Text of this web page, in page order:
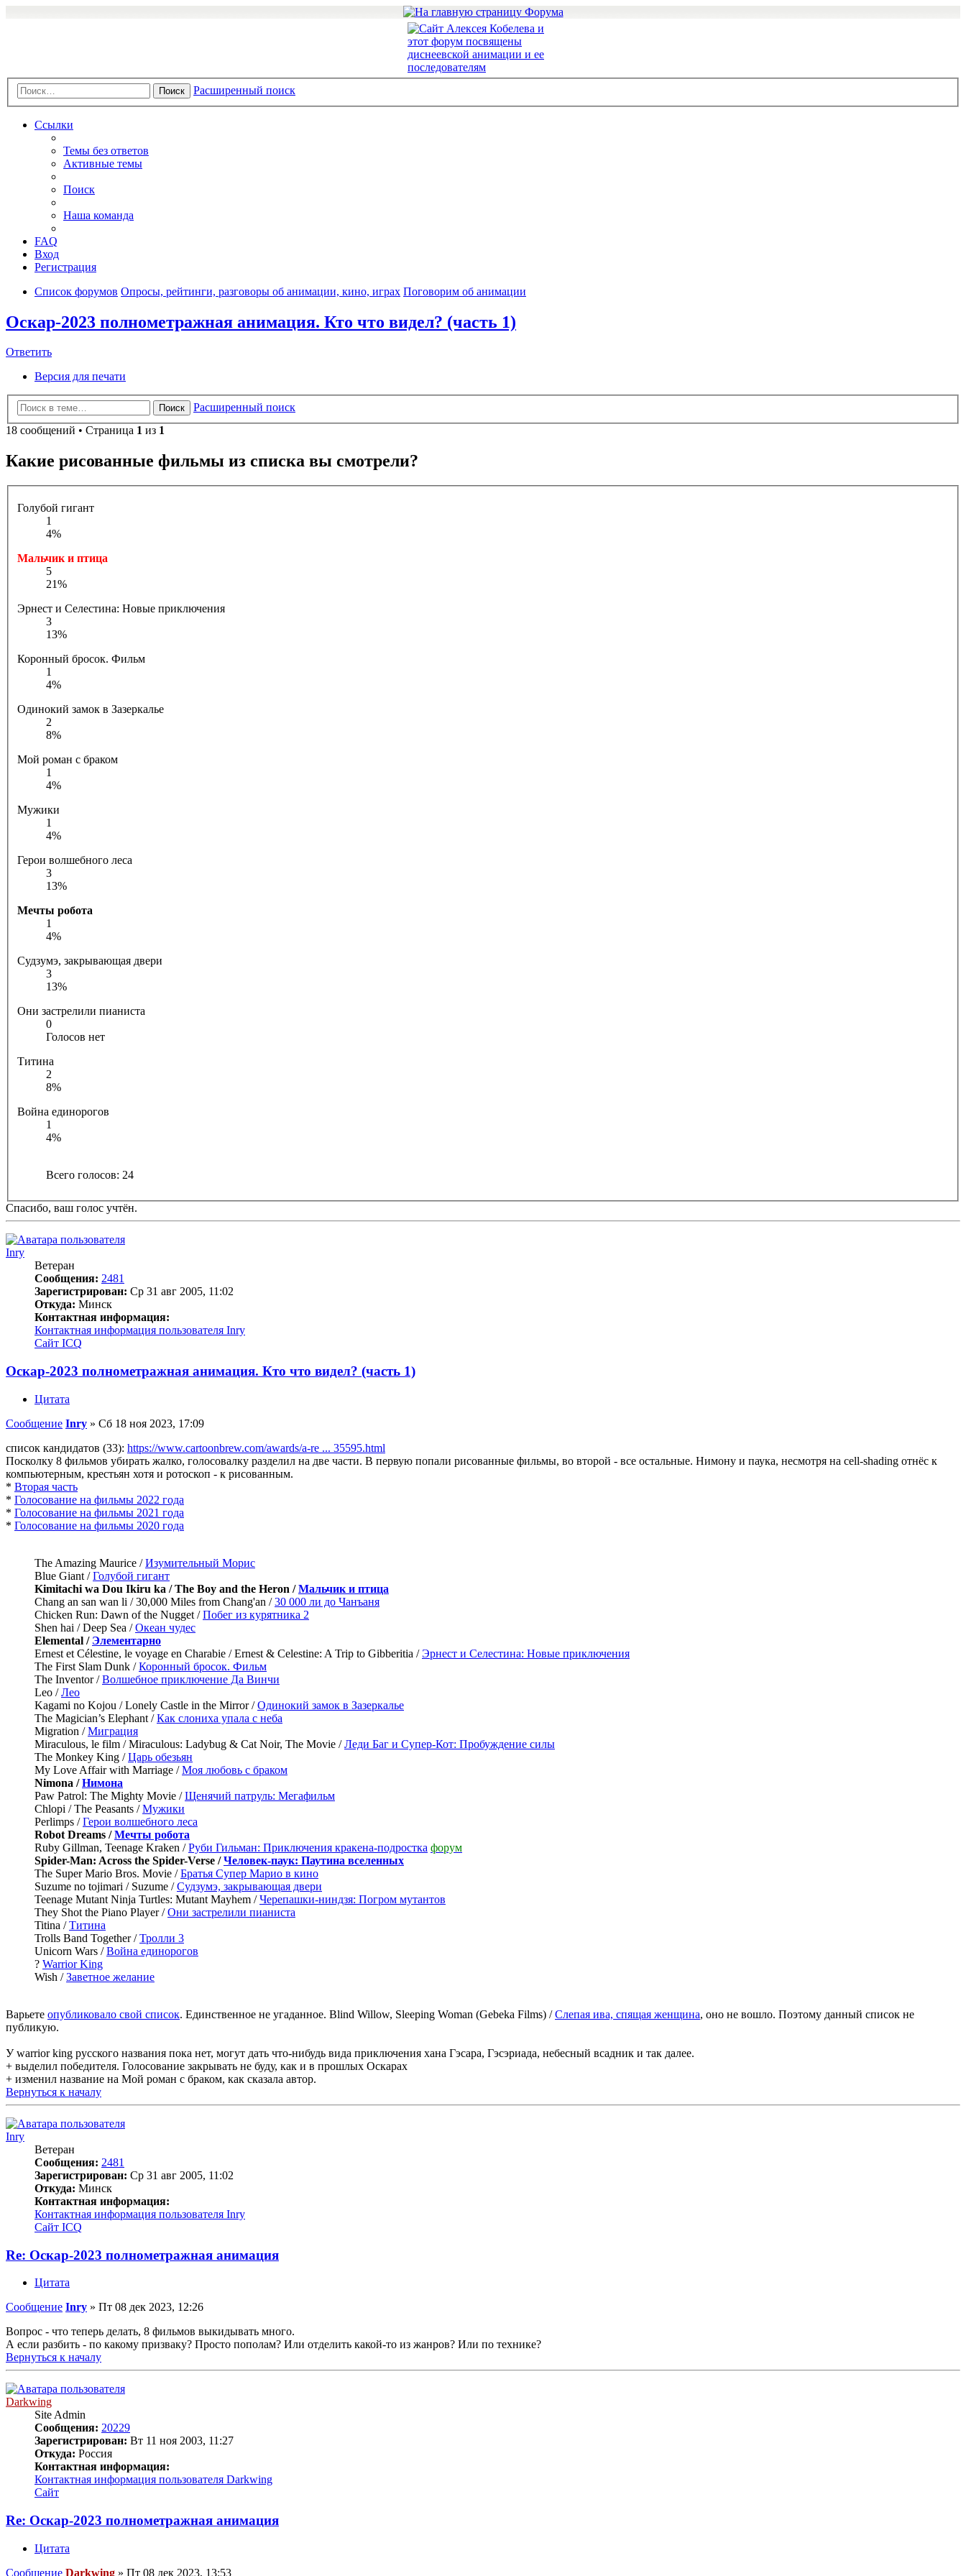
Поиск Расширенный поиск
Ссылки
Темы без ответов
Активные темы
Поиск
Наша команда
FAQ
Вход
Регистрация
Список форумов Опросы, рейтинги, разговоры об анимации, кино, играх Поговорим об анимации
Оскар-2023 полнометражная анимация. Кто что видел? (часть 1)
Ответить
Версия для печати
Поиск
Расширенный поиск
18 сообщений • Страница 1 из 1
Какие рисованные фильмы из списка вы смотрели?
Голубой гигант
1
4%
Мальчик и птица
5
21%
Эрнест и Селестина: Новые приключения
3
13%
Коронный бросок. Фильм
1
4%
Одинокий замок в Зазеркалье
2
8%
Мой роман с браком
1
4%
Мужики
1
4%
Герои волшебного леса
3
13%
Мечты робота
1
4%
Судзумэ, закрывающая двери
3
13%
Они застрелили пианиста
0
Голосов нет
Титина
2
8%
Война единорогов
1
4%
Всего голосов: 24
Спасибо, ваш голос учтён.
Inry
Ветеран
Сообщения: 2481
Зарегистрирован: Ср 31 авг 2005, 11:02
Откуда: Минск
Контактная информация:
Контактная информация пользователя Inry
Сайт ICQ
Оскар-2023 полнометражная анимация. Кто что видел? (часть 1)
Цитата
Сообщение Inry » Сб 18 ноя 2023, 17:09
список кандидатов (33): https://www.cartoonbrew.com/awards/a-re ... 35595.html
Посколку 8 фильмов убирать жалко, голосовалку разделил на две части. В первую попали рисованные фильмы, во второй - все остальные. Нимону и паука, несмотря на cell-shading отнёс к
компьютерным, крестьян хотя и ротоскоп - к рисованным.
* Вторая часть
* Голосование на фильмы 2022 года
* Голосование на фильмы 2021 года
* Голосование на фильмы 2020 года
The Amazing Maurice /Изумительный Морис
Blue Giant /Голубой гигант
Kimitachi wa Dou Ikiru ka / The Boy and the Heron /Мальчик и птица
Chang an san wan li / 30,000 Miles from Chang'an /30 000 ли до Чанъаня
Chicken Run: Dawn of the Nugget /Побег из курятника 2
Shen hai / Deep Sea /Океан чудес
Elemental / Элементарно
Ernest et Célestine, le voyage en Charabie / Ernest & Celestine: A Trip to Gibberitia /Эрнест и Селестина: Новые приключения
The First Slam Dunk /Коронный бросок. Фильм
The Inventor /Волшебное приключение Да Винчи
Leo /Лео
Kagami no Kojou / Lonely Castle in the Mirror /Одинокий замок в Зазеркалье
The Magician’s Elephant /Как слониха упала с неба
Migration /Миграция
Miraculous, le film / Miraculous: Ladybug & Cat Noir, The Movie /Леди Баг и Супер-Кот: Пробуждение силы
The Monkey King /Царь обезьян
My Love Affair with Marriage /Моя любовь с браком
Nimona /Нимона
Paw Patrol: The Mighty Movie /Щенячий патруль: Мегафильм
Chlopi / The Peasants /Мужики
Perlimps /Герои волшебного леса
Robot Dreams /Мечты робота
Ruby Gillman, Teenage Kraken /Руби Гильман: Приключения кракена-подростка форум
Spider-Man: Across the Spider-Verse /Человек-паук: Паутина вселенных
The Super Mario Bros. Movie /Братья Супер Марио в кино
Suzume no tojimari / Suzume /Судзумэ, закрывающая двери
Teenage Mutant Ninja Turtles: Mutant Mayhem /Черепашки-ниндзя: Погром мутантов
They Shot the Piano Player /Они застрелили пианиста
Titina /Титина
Trolls Band Together /Тролли 3
Unicorn Wars /Война единорогов
? Warrior King
Wish /Заветное желание
Варьете опубликовало свой список. Единственное не угаданное. Blind Willow, Sleeping Woman (Gebeka Films) /Слепая ива, спящая женщина, оно не вошло. Поэтому данный список не
публикую.
У warrior king русского названия пока нет, могут дать что-нибудь вида приключения хана Гэсара, Гэсэриада, небесный всадник и так далее.
+ выделил победителя. Голосование закрывать не буду, как и в прошлых Оскарах
+ изменил название на Мой роман с браком, как сказала автор.
Вернуться к началу
Inry
Ветеран
Сообщения: 2481
Зарегистрирован: Ср 31 авг 2005, 11:02
Откуда: Минск
Контактная информация:
Контактная информация пользователя Inry
Сайт ICQ
Re: Оскар-2023 полнометражная анимация
Цитата
Сообщение Inry » Пт 08 дек 2023, 12:26
Вопрос - что теперь делать, 8 фильмов выкидывать много.
А если разбить - по какому призваку? Просто пополам? Или отделить какой-то из жанров? Или по технике?
Вернуться к началу
Darkwing
Site Admin
Сообщения: 20229
Зарегистрирован: Вт 11 ноя 2003, 11:27
Откуда: Россия
Контактная информация:
Контактная информация пользователя Darkwing
Сайт
Re: Оскар-2023 полнометражная анимация
Цитата
Сообщение Darkwing » Пт 08 дек 2023, 13:53